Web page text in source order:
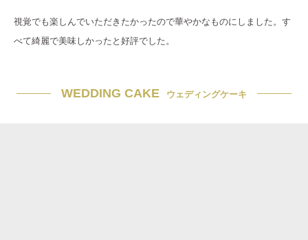
視覚でも楽しんでいただきたかったので華やかなものにしました。す
べて綺麗で美味しかったと好評でした。
WEDDING CAKE ウェディングケーキ